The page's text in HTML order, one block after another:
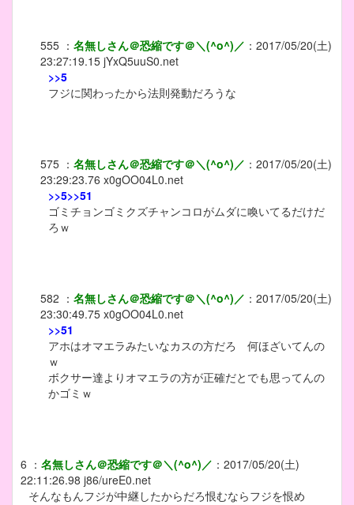
555 ： 名無しさん＠恐縮です＠＼(^o^)／ ： 2017/05/20(土)
23:27:19.15 jYxQ5uuS0.net
>>5
フジに関わったから法則発動だろうな
575 ： 名無しさん＠恐縮です＠＼(^o^)／ ： 2017/05/20(土)
23:29:23.76 x0gOO04L0.net
>>5>>51
ゴミチョンゴミクズチャンコロがムダに喚いてるだけだ
ろｗ
582 ： 名無しさん＠恐縮です＠＼(^o^)／ ： 2017/05/20(土)
23:30:49.75 x0gOO04L0.net
>>51
アホはオマエラみたいなカスの方だろ 何ほざいてんの
ｗ
ボクサー達よりオマエラの方が正確だとでも思ってんの
かゴミｗ
6 ： 名無しさん＠恐縮です＠＼(^o^)／ ： 2017/05/20(土)
22:11:26.98 j86/ureE0.net
そんなもんフジが中継したからだろ恨むならフジを恨め